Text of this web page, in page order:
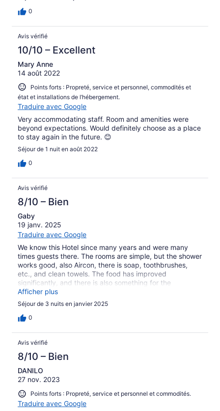
0
Avis vérifié
10/10 – Excellent
Mary Anne
14 août 2022
Points forts : Propreté, service et personnel, commodités et
état et installations de l’hébergement.
Traduire avec Google
Very accommodating staff. Room and amenities were
beyond expectations. Would definitely choose as a place
to stay again in the future. 😊
Séjour de 1 nuit en août 2022
0
Avis vérifié
8/10 – Bien
Gaby
19 janv. 2025
Traduire avec Google
We know this Hotel since many years and were many
times guests there. The rooms are simple, but the shower
works good, also Aircon, there is soap, toothbrushes,
etc., and clean towels. The food has improved
significantly, and there is also something for the
European taste. The large pool is great; you can really
swim in it. For us, it is a nice meeting point to visit former
sponsored children. It is close to the mall and you can
also eat in the hotel..
Afficher plus
Séjour de 3 nuits en janvier 2025
0
Avis vérifié
8/10 – Bien
DANILO
27 nov. 2023
Points forts : Propreté, service et personnel et commodités.
Traduire avec Google